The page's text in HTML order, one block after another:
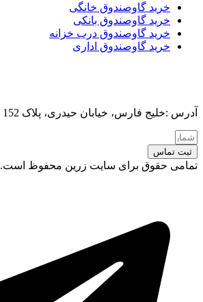
خرید گاوصندوق خانگی
خرید گاوصندوق بانکی
خرید گاوصندوق درب خزانه
خرید گاوصندوق اداری
آدرس :خلیج فارس، خیابان حیدری، پلاک 152
ثبت تماس
تمامی حقوق برای سایت زرین محفوظ است.